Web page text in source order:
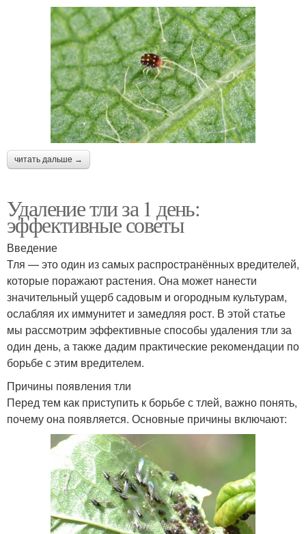
читать дальше →
Удаление тли за 1 день:
эффективные советы
Введение
Тля — это один из самых распространённых вредителей,
которые поражают растения. Она может нанести
значительный ущерб садовым и огородным культурам,
ослабляя их иммунитет и замедляя рост. В этой статье
мы рассмотрим эффективные способы удаления тли за
один день, а также дадим практические рекомендации по
борьбе с этим вредителем.
Причины появления тли
Перед тем как приступить к борьбе с тлей, важно понять,
почему она появляется. Основные причины включают: